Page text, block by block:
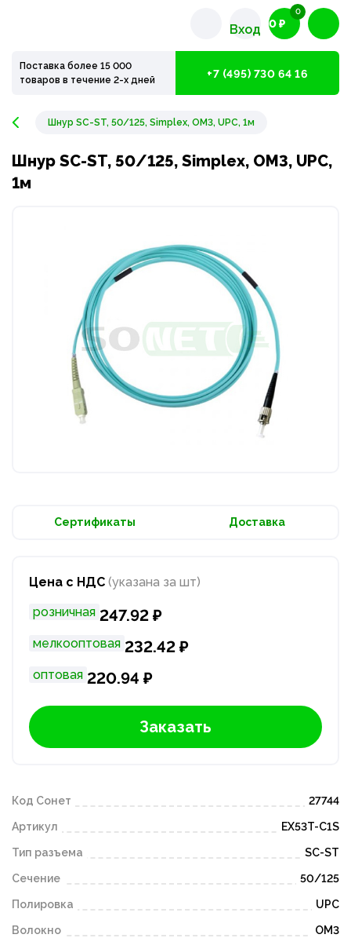
Вход 0 ₽
0
Поставка более 15 000
товаров в течение 2-х дней
+7 (495) 730 64 16
Шнур SC-ST, 50/125, Simplex, OM3, UPC, 1м
Шнур SC-ST, 50/125, Simplex, OM3, UPC,
1м
Сертификаты Доставка
Цена с НДС (указана за шт)
розничная 247.92 ₽
мелкооптовая 232.42 ₽
оптовая 220.94 ₽
Заказать
Код Сонет 27744
Артикул EX53T-C1S
Тип разъема SC-ST
Сечение 50/125
Полировка UPC
Волокно OM3